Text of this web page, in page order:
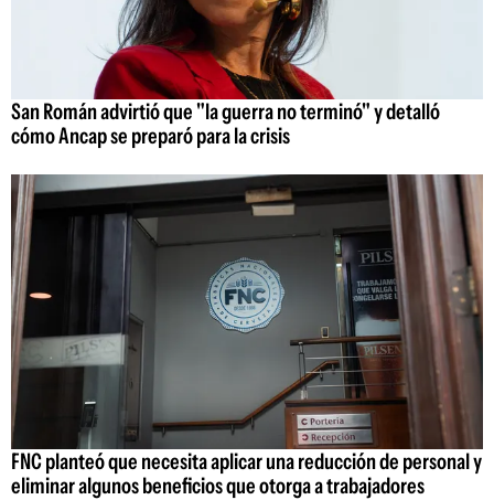
San Román advirtió que "la guerra no terminó" y detalló
cómo Ancap se preparó para la crisis
FNC planteó que necesita aplicar una reducción de personal y
eliminar algunos beneficios que otorga a trabajadores